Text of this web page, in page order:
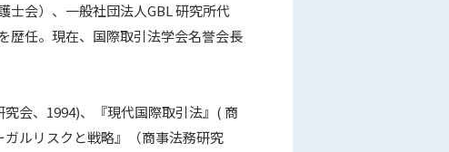
士会）、一般社団法人GBL 研究所代
歴任。現在、国際取引法学会名誉会長
会、1994)、『現代国際取引法』( 商
ルリスクと戦略』（商事法務研究